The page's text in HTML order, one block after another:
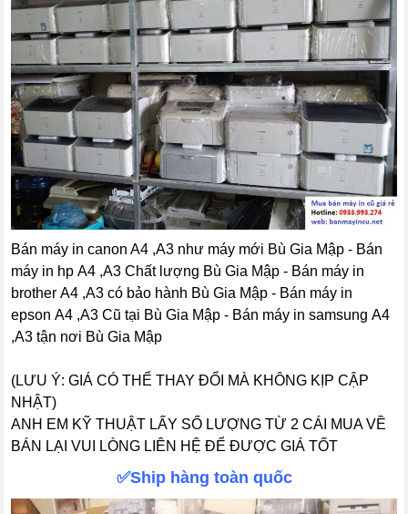
Bán máy in canon A4 ,A3 như máy mới Bù Gia Mập - Bán
máy in hp A4 ,A3 Chất lượng Bù Gia Mập - Bán máy in
brother A4 ,A3 có bảo hành Bù Gia Mập - Bán máy in
epson A4 ,A3 Cũ tại Bù Gia Mập - Bán máy in samsung A4
,A3 tận nơi Bù Gia Mập
(LƯU Ý: GIÁ CÓ THỂ THAY ĐỔI MÀ KHÔNG KỊP CẬP
NHẬT)
ANH EM KỸ THUẬT LẤY SỐ LƯỢNG TỪ 2 CÁI MUA VỀ
BÁN LẠI VUI LÒNG LIÊN HỆ ĐỂ ĐƯỢC GIÁ TỐT
✅Ship hàng toàn quốc